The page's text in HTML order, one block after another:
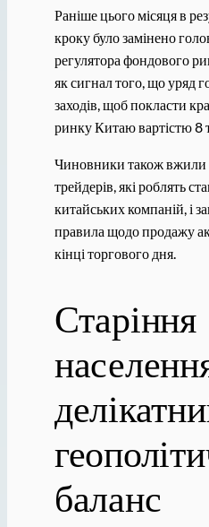
Раніше цього місяця в
кроку було замінено
регулятора фондового
як сигнал того, що уряд
заходів, щоб покласти
ринку Китаю вартістю 8
Чиновники також вжили
трейдерів, які роблять
китайських компаній, і
правила щодо продажу
кінці торгового дня.
Старіння
баланс